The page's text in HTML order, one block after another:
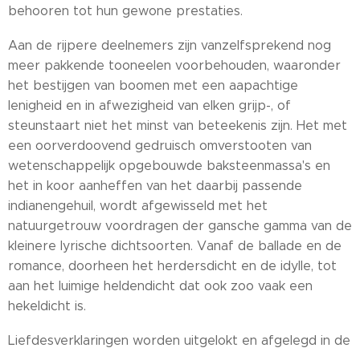
behooren tot hun gewone prestaties.
Aan de rijpere deelnemers zijn vanzelfsprekend nog
meer pakkende tooneelen voorbehouden, waaronder
het bestijgen van boomen met een aapachtige
lenigheid en in afwezigheid van elken grijp-, of
steunstaart niet het minst van beteekenis zijn. Het met
een oorverdoovend gedruisch omverstooten van
wetenschappelijk opgebouwde baksteenmassa's en
het in koor aanheffen van het daarbij passende
indianengehuil, wordt afgewisseld met het
natuurgetrouw voordragen der gansche gamma van de
kleinere lyrische dichtsoorten. Vanaf de ballade en de
romance, doorheen het herdersdicht en de idylle, tot
aan het luimige heldendicht dat ook zoo vaak een
hekeldicht is.
Liefdesverklaringen worden uitgelokt en afgelegd in de